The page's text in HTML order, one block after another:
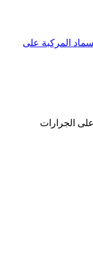
المركبة على
على الجرارات